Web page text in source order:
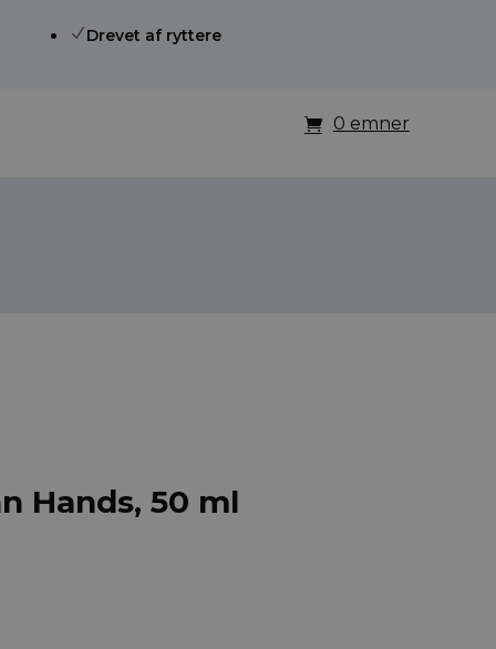
NDrevet af ryttere
0 emner
Hands, 50 ml